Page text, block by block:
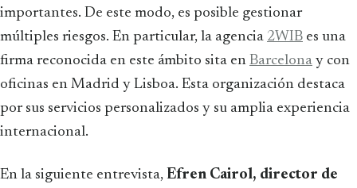
importantes. De este modo, es posible gestionar
múltiples riesgos. En particular, la agencia 2WIB es una
firma reconocida en este ámbito sita en Barcelona y con
oficinas en Madrid y Lisboa. Esta organización destaca
por sus servicios personalizados y su amplia experiencia
internacional.
En la siguiente entrevista, Efren Cairol, director de